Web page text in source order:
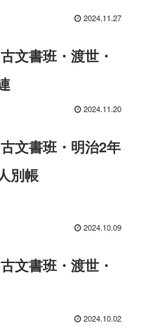
2024.11.27
文書班・渡世・
2024.11.20
文書班・明治2年
別帳
2024.10.09
文書班・渡世・
2024.10.02